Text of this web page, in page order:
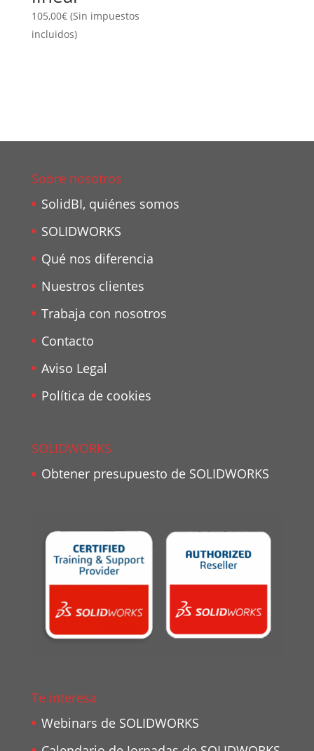
105,00€ (Sin impuestos
incluidos)
Sobre nosotros
SolidBI, quiénes somos
SOLIDWORKS
Qué nos diferencia
Nuestros clientes
Trabaja con nosotros
Contacto
Aviso Legal
Política de cookies
SOLIDWORKS
Obtener presupuesto de SOLIDWORKS
Te interesa
Webinars de SOLIDWORKS